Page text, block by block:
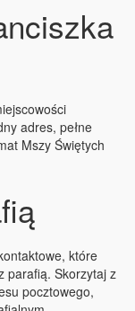
adres, pełne
Mszy Świętych
które
parafią. Skorzytaj z
pocztowego,